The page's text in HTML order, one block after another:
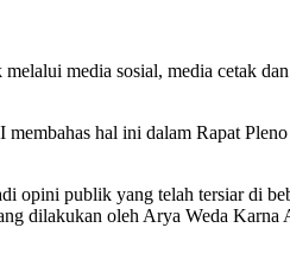
media sosial, media cetak
hal ini dalam Rapat
publik yang telah tersiar di
dilakukan oleh Arya Weda